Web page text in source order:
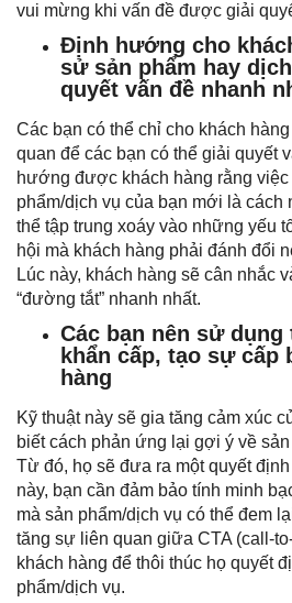
vui mừng khi vấn đề được giải
Định hướng cho
sử sản phẩm hay
quyết vấn đề nhanh
Các bạn có thể chỉ cho khách
quan để các bạn có thể giải quyết
hướng được khách hàng rằng
phẩm/dịch vụ của bạn mới là cách
thể tập trung xoáy vào những yếu
hội mà khách hàng phải đánh đổi
Lúc này, khách hàng sẽ cân nhắc
“đường tắt” nhanh nhất.
Các bạn nên sử
khẩn cấp, tạo sự cấp
hàng
Kỹ thuật này sẽ gia tăng cảm xúc
biết cách phản ứng lại gợi ý về
Từ đó, họ sẽ đưa ra một quyết
này, bạn cần đảm bảo tính minh
mà sản phẩm/dịch vụ có thể đem
tăng sự liên quan giữa CTA (call-
khách hàng để thôi thúc họ quyết
phẩm/dịch vụ.